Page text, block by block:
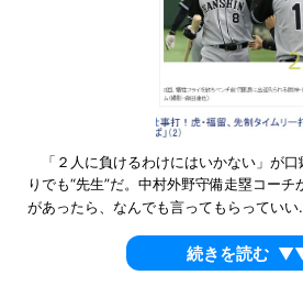
「２人に負けるわけにはいかない」が口
りでも“先生”だ。中村外野守備走塁コーチ
があったら、なんでも言ってもらっていい
続きを読む